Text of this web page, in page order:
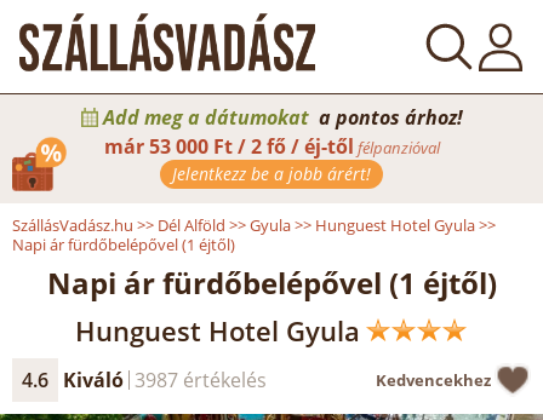
Add meg a dátumokat a pontos árhoz!
már53 000 Ft / 2 fő / éj-től félpanzióval
Jelentkezz be a jobb árért!
SzállásVadász.hu >> Dél Alföld >>Gyula>> Hunguest Hotel Gyula>>
Napi ár fürdőbelépővel (1 éjtől)
Napi ár fürdőbelépővel (1 éjtől)
Hunguest Hotel Gyula
4.6 Kiváló 3987 értékelés Kedvencekhez